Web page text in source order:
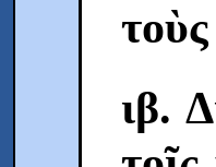
ιβ.